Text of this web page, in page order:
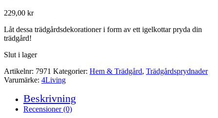
229,00 kr
Låt dessa trädgårdsdekorationer i form av ett igelkottar pryda din
trädgård!
Slut i lager
Artikelnr: 7971 Kategorier: Hem & Trädgård, Trädgårdsprydnader
Varumärke: 4Living
Beskrivning
Recensioner (0)